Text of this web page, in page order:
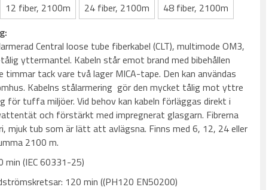
12 fiber, 2100m 24 fiber, 2100m
48 fiber, 2100m
Central loose tube fiberkabel (CLT), multimode OM3,
yttermantel. Kabeln står emot brand med bibehållen
tack vare två lager MICA-tape. Den kan användas
Kabelns stålarmering gör den mycket tålig mot yttre
för tuffa miljöer. Vid behov kan kabeln förläggas direkt i
och förstärkt med impregnerat glasgarn. Fibrerna
mjuk tub som är lätt att avlägsna. Finns med 6, 12, 24 eller
2100 m.
min (IEC 60331-25)
120 min ((PH120 EN50200)